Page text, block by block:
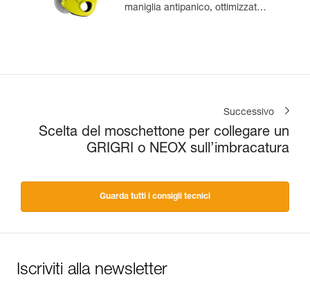
maniglia antipanico, ottimizzato
Successivo
Scelta del moschettone per collegare un
GRIGRI o NEOX sull’imbracatura
Guarda tutti i consigli tecnici
Iscriviti alla newsletter